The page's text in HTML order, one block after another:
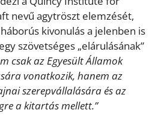
nevű agytröszt elemzését,
kivonulás a jelenben is
szövetséges „elárulásának”
csak az Egyesült Államok
vonatkozik, hanem az
szerepvállalására és az
a kitartás mellett.”